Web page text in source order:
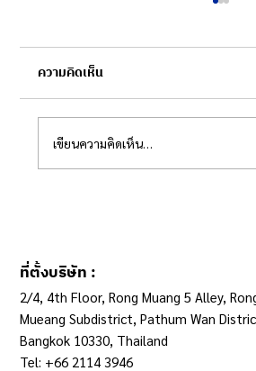
ความคิดเห็น
เขียนความคิดเห็น…
ที่ตั้งบริษัท :
2/4, 4th Floor, Rong Muang 5 Alley,
Mueang Subdistrict, Pathum Wan
Bangkok 10330, Thailand
Tel: +66 2114 3946